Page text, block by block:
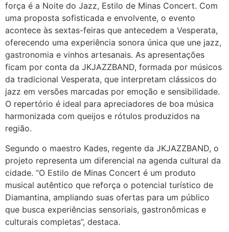
força é a Noite do Jazz, Estilo de Minas Concert. Com
uma proposta sofisticada e envolvente, o evento
acontece às sextas-feiras que antecedem a Vesperata,
oferecendo uma experiência sonora única que une jazz,
gastronomia e vinhos artesanais. As apresentações
ficam por conta da JKJAZZBAND, formada por músicos
da tradicional Vesperata, que interpretam clássicos do
jazz em versões marcadas por emoção e sensibilidade.
O repertório é ideal para apreciadores de boa música
harmonizada com queijos e rótulos produzidos na
região.
Segundo o maestro Kades, regente da JKJAZZBAND, o
projeto representa um diferencial na agenda cultural da
cidade. “O Estilo de Minas Concert é um produto
musical autêntico que reforça o potencial turístico de
Diamantina, ampliando suas ofertas para um público
que busca experiências sensoriais, gastronômicas e
culturais completas”, destaca.